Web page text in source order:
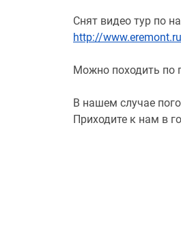
Снят видео тур по
http://
Можно походить по
В нашем случае
Приходите к нам в